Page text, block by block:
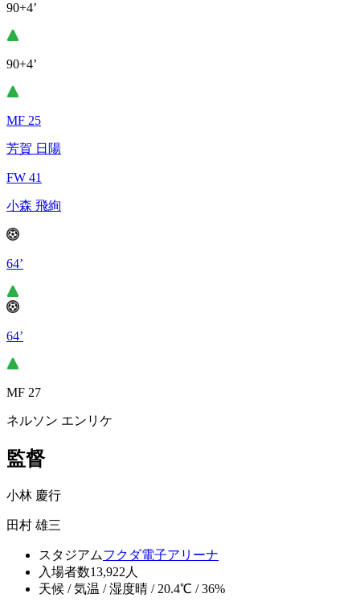
90+4’
90+4’
MF 25
芳賀 日陽
FW 41
小森 飛絢
64’
64’
MF 27
ネルソン エンリケ
監督
小林 慶行
田村 雄三
スタジアムフクダ電子アリーナ
入場者数13,922人
天候 / 気温 / 湿度晴 / 20.4℃ / 36%